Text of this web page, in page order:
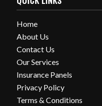
Home
About Us
Contact Us
Our Services
Insurance Panels
Privacy Policy
Terms & Conditions